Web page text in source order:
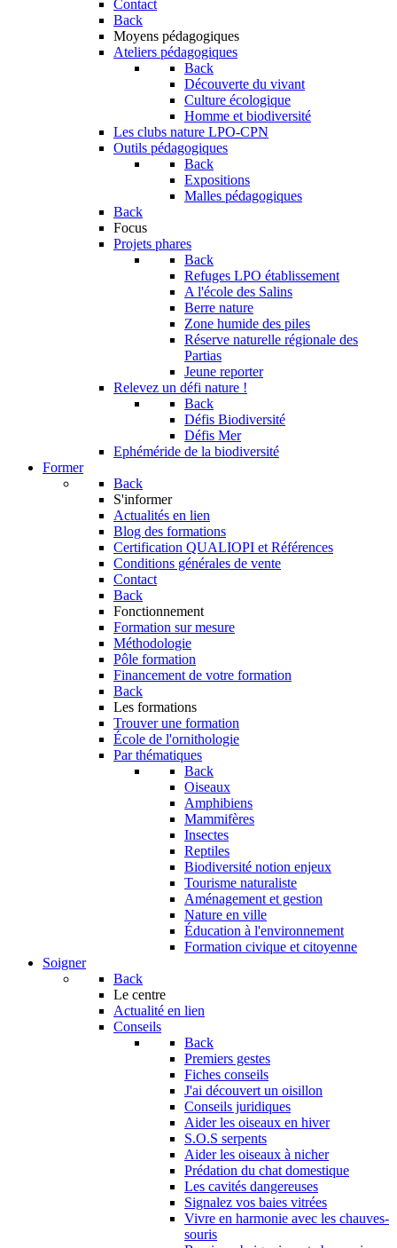
Contact
Back
Moyens pédagogiques
Ateliers pédagogiques
Back
Découverte du vivant
Culture écologique
Homme et biodiversité
Les clubs nature LPO-CPN
Outils pédagogiques
Back
Expositions
Malles pédagogiques
Back
Focus
Projets phares
Back
Refuges LPO établissement
A l'école des Salins
Berre nature
Zone humide des piles
Réserve naturelle régionale des
Partias
Jeune reporter
Relevez un défi nature !
Back
Défis Biodiversité
Défis Mer
Ephéméride de la biodiversité
Former
Back
S'informer
Actualités en lien
Blog des formations
Certification QUALIOPI et Références
Conditions générales de vente
Contact
Back
Fonctionnement
Formation sur mesure
Méthodologie
Pôle formation
Financement de votre formation
Back
Les formations
Trouver une formation
École de l'ornithologie
Par thématiques
Back
Oiseaux
Amphibiens
Mammifères
Insectes
Reptiles
Biodiversité notion enjeux
Tourisme naturaliste
Aménagement et gestion
Nature en ville
Éducation à l'environnement
Formation civique et citoyenne
Soigner
Back
Le centre
Actualité en lien
Conseils
Back
Premiers gestes
Fiches conseils
J'ai découvert un oisillon
Conseils juridiques
Aider les oiseaux en hiver
S.O.S serpents
Aider les oiseaux à nicher
Prédation du chat domestique
Les cavités dangereuses
Signalez vos baies vitrées
Vivre en harmonie avec les chauves-
souris